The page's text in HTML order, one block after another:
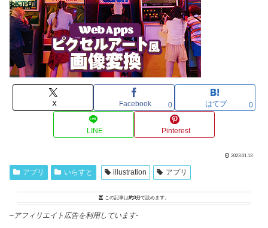
X Facebook 0 はてブ 0
LINE Pinterest
2023.01.13
アプリ いらすと illustration アプリ
この記事は約3分で読めます。
– アフィリエイト広告を利用しています-